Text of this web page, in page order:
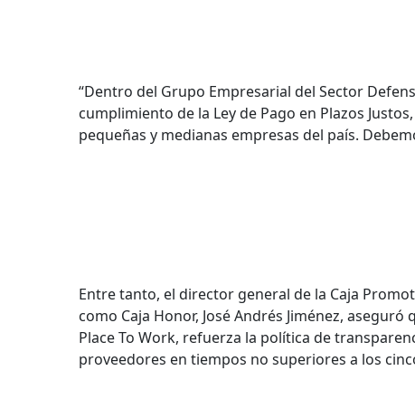
“Dentro del Grupo Empresarial del Sector
cumplimiento de la Ley de Pago en Plazos
pequeñas y medianas empresas del país.
Entre tanto, el director general de la Caja
como Caja Honor, José Andrés Jiménez,
Place To Work, refuerza la política de
proveedores en tiempos no superiores a los